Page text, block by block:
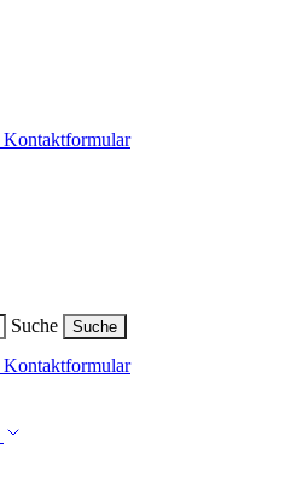
Kontaktformular
Suche Suche
Kontaktformular